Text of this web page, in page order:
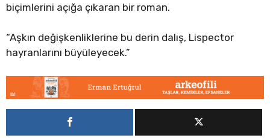
biçimlerini açığa çıkaran bir roman.
“Aşkın değişkenliklerine bu derin dalış, Lispector
hayranlarını büyüleyecek.”